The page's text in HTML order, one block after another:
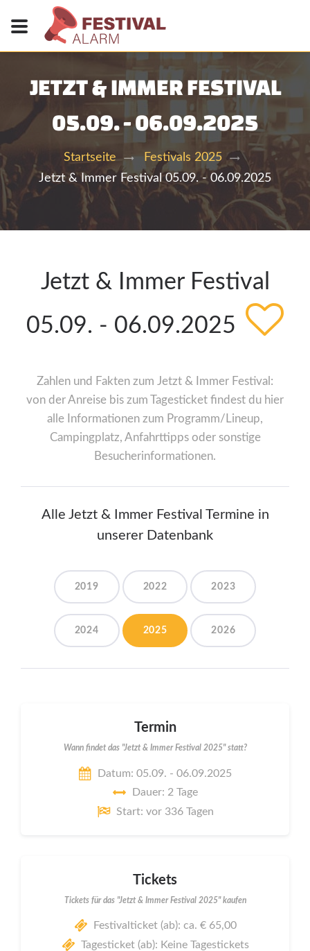
JETZT & IMMER FESTIVAL
05.09. - 06.09.2025
Startseite
Festivals 2025
Jetzt & Immer Festival 05.09. - 06.09.2025
Jetzt & Immer Festival
05.09. - 06.09.2025
Zahlen und Fakten zum Jetzt & Immer Festival:
von der Anreise bis zum Tagesticket findest du hier
alle Informationen zum Programm/Lineup,
Campingplatz, Anfahrttipps oder sonstige
Besucherinformationen.
Alle Jetzt & Immer Festival Termine in
unserer Datenbank
2019 2022 2023
2024 2025 2026
Termin
Wann findet das "Jetzt & Immer Festival 2025" statt?
Datum: 05.09. - 06.09.2025
Dauer: 2 Tage
Start: vor 336 Tagen
Tickets
Tickets für das "Jetzt & Immer Festival 2025" kaufen
Festivalticket (ab): ca. € 65,00
Tagesticket (ab): Keine Tagestickets